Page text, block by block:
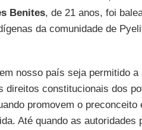
Benites, de 21 anos, foi
da comunidade de
nosso país seja permitido
direitos constitucionais dos
promovem o
Até quando as autoridades